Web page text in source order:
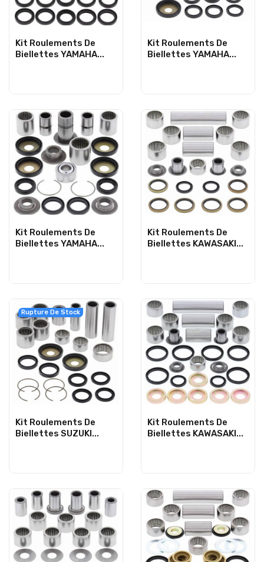
Kit Roulements De
Biellettes YAMAHA...
Kit Roulements De
Biellettes YAMAHA...
Kit Roulements De
Biellettes YAMAHA...
Kit Roulements De
Biellettes KAWASAKI...
Rupture De Stock
Kit Roulements De
Biellettes SUZUKI...
Kit Roulements De
Biellettes KAWASAKI...